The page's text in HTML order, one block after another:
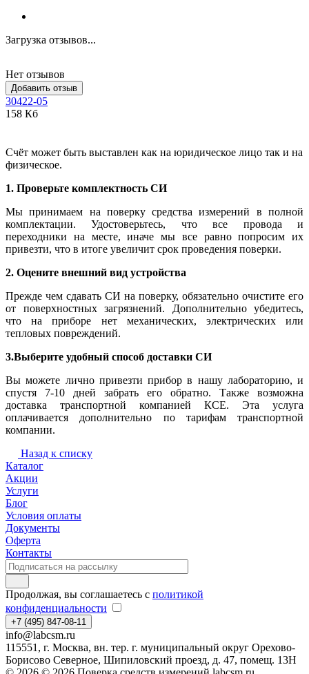
Загрузка отзывов...
Нет отзывов
Добавить отзыв
30422-05
158 Кб
Счёт может быть выставлен как на юридическое лицо так и на
физическое.
1. Проверьте комплектность СИ
Мы принимаем на поверку средства измерений в полной
комплектации. Удостоверьтесь, что все провода и
переходники на месте, иначе мы все равно попросим их
привезти, что в итоге увеличит срок проведения поверки.
2. Оцените внешний вид устройства
Прежде чем сдавать СИ на поверку, обязательно очистите его
от поверхностных загрязнений. Дополнительно убедитесь,
что на приборе нет механических, электрических или
тепловых повреждений.
3.Выберите удобный способ доставки СИ
Вы можете лично привезти прибор в нашу лабораторию, и
спустя 7-10 дней забрать его обратно. Также возможна
доставка транспортной компанией КСЕ. Эта услуга
оплачивается дополнительно по тарифам транспортной
компании.
Назад к списку
Каталог
Акции
Услуги
Блог
Условия оплаты
Документы
Оферта
Контакты
Продолжая, вы соглашаетесь с политикой
конфиденциальности
+7 (495) 847-08-11
info@labcsm.ru
115551, г. Москва, вн. тер. г. муниципальный округ Орехово-
Борисово Северное, Шипиловский проезд, д. 47, помещ. 13Н